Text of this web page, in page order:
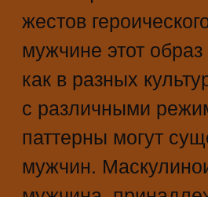
жестов
мужчине этот
как в разных
с различными
паттерны могут
мужчин.